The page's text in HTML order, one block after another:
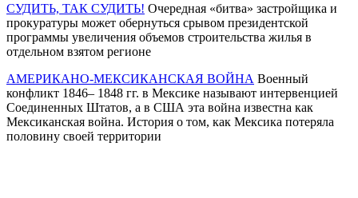
СУДИТЬ, ТАК СУДИТЬ! Очередная «битва» застройщика и
прокуратуры может обернуться срывом президентской
программы увеличения объемов строительства жилья в
отдельном взятом регионе
АМЕРИКАНО-МЕКСИКАНСКАЯ ВОЙНА Военный
конфликт 1846– 1848 гг. в Мексике называют интервенцией
Соединенных Штатов, а в США эта война известна как
Мексиканская война. История о том, как Мексика потеряла
половину своей территории